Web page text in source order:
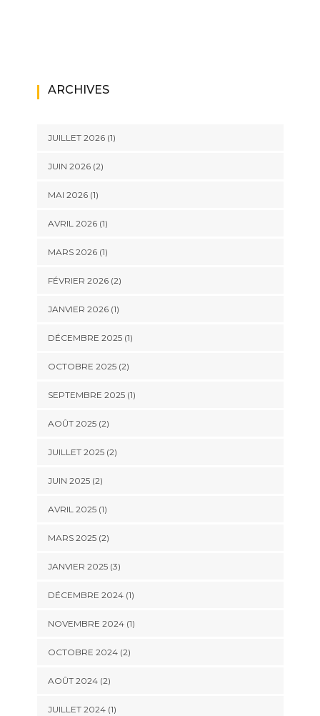
ARCHIVES
JUILLET 2026(1)
JUIN 2026(2)
MAI 2026(1)
AVRIL 2026(1)
MARS 2026(1)
FÉVRIER 2026(2)
JANVIER 2026(1)
DÉCEMBRE 2025(1)
OCTOBRE 2025(2)
SEPTEMBRE 2025(1)
AOÛT 2025(2)
JUILLET 2025(2)
JUIN 2025(2)
AVRIL 2025(1)
MARS 2025(2)
JANVIER 2025(3)
DÉCEMBRE 2024(1)
NOVEMBRE 2024(1)
OCTOBRE 2024(2)
AOÛT 2024(2)
JUILLET 2024(1)